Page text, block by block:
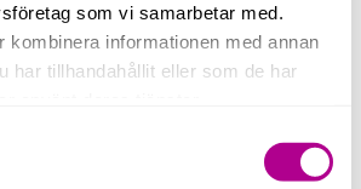
som vi samarbetar med.
kombinera informationen med annan
har tillhandahållit eller som de har
har haft ett stort
givetvis ett stort värde